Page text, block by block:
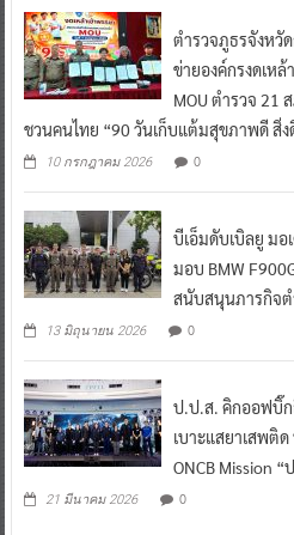
ตำรวจภูธรจังหวั
ข่ายองค์กรงดเห
MOU ตำรวจ 21
ชวนคนไทย “90 วันเก็บแต้มสุขภาพดี สิ่ง
10 กรกฎาคม 2026 0
บีเอ็มดับเบิลยู มอ
มอบ BMW
สนับสนุนภารกิจต
13 มิถุนายน 2026 0
ป.ป.ส. คิกออฟบิ๊ก
เบาะแสยาเสพติ
ONCB Mission
21 มีนาคม 2026 0